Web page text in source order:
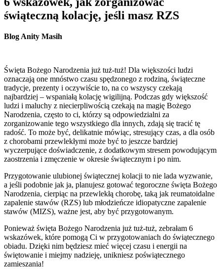
świąteczną kolację, jeśli masz RZS
Blog Anity Masih
Święta Bożego Narodzenia już tuż-tuż! Dla większości ludzi
oznaczają one mnóstwo czasu spędzonego z rodziną, świąteczne
tradycje, prezenty i oczywiście to, na co wszyscy czekają
najbardziej – wspaniałą kolację wigilijną. Podczas gdy większość
ludzi i maluchy z niecierpliwością czekają na magię Bożego
Narodzenia, często to ci, którzy są odpowiedzialni za
zorganizowanie tego wszystkiego dla innych, zdają się tracić tę
radość. To może być, delikatnie mówiąc, stresujący czas, a dla osób
z chorobami przewlekłymi może być to jeszcze bardziej
wyczerpujące doświadczenie, z dodatkowym stresem powodującym
zaostrzenia i zmęczenie w okresie świątecznym i po nim.
Przygotowanie ulubionej świątecznej kolacji to nie lada wyzwanie,
a jeśli podobnie jak ja, planujesz gotować tegoroczne święta Bożego
Narodzenia, cierpiąc na przewlekłą chorobę, taką jak reumatoidalne
zapalenie stawów (RZS) lub młodzieńcze idiopatyczne zapalenie
stawów (MIZS), ważne jest, aby być przygotowanym.
Ponieważ święta Bożego Narodzenia już tuż-tuż, zebrałam 6
wskazówek, które pomogą Ci w przygotowaniach do świątecznego
obiadu. Dzięki nim będziesz mieć więcej czasu i energii na
świętowanie i miejmy nadzieję, unikniesz poświątecznego
zamieszania!